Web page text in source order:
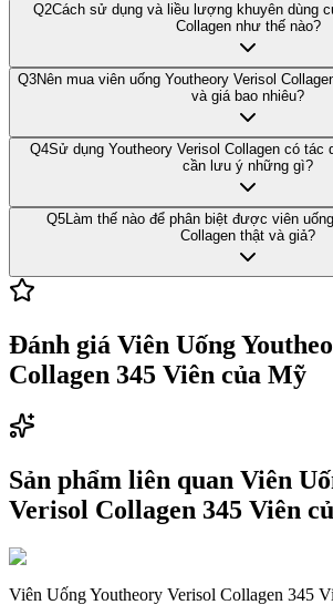
Q2Cách sử dụng và liều lượng khuyên dùng
Collagen như thế nào?
Q3Nên mua viên uống Youtheory Verisol
và giá bao nhiêu?
Q4Sử dụng Youtheory Verisol Collagen có tác
cần lưu ý những gì?
Q5Làm thế nào để phân biệt được viên
Collagen thật và giả?
Đánh giá Viên Uống
Collagen 345 Viên của Mỹ
Sản phẩm liên quan Viên
Verisol Collagen 345 Viên
Viên Uống Youtheory Verisol Collagen 345